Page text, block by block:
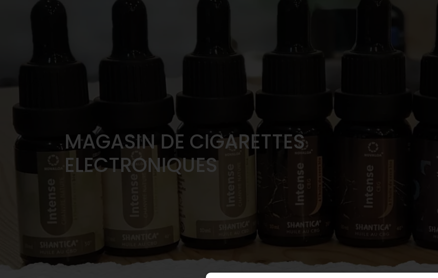
MAGASIN DE CIGARETTES
ELECTRONIQUES